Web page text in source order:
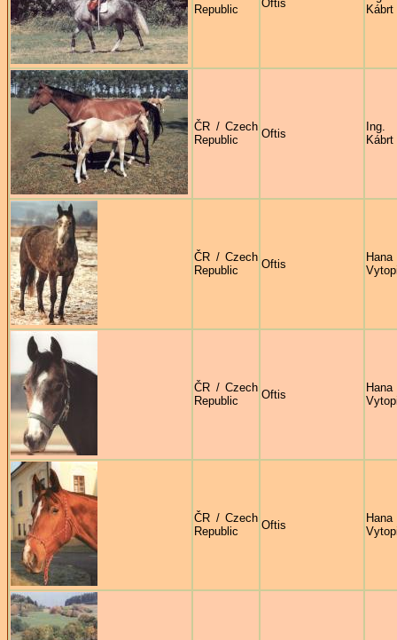
Republic
Oftis
Kábrt
ČR / Czech
Republic
Oftis
Kábrt
ČR / Czech
Republic
Oftis
Hana
ČR / Czech
Republic
Oftis
Hana
ČR / Czech
Republic
Oftis
Hana